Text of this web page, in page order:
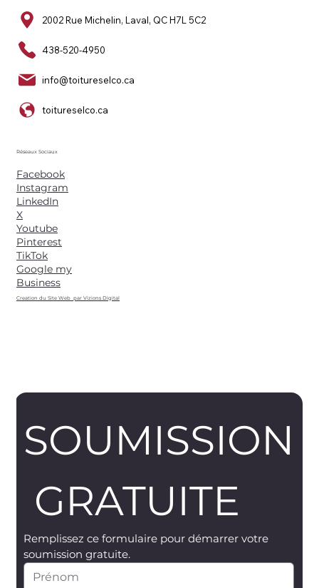
2002 Rue Michelin, Laval, QC H7L 5C2
438-520-4950
info@toitureselco.ca
toitureselco.ca
Réseaux Sociaux
Facebook
Instagram
LinkedIn
X
Youtube
Pinterest
TikTok
Google my
Business
Creation du Site Web par Vizions Digital
SOUMISSION
GRATUITE
Remplissez ce formulaire pour démarrer votre
soumission gratuite.